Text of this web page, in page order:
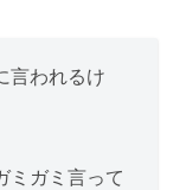
言われるけ
ミガミ言って